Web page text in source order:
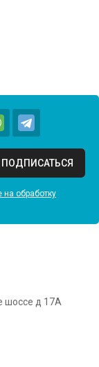
ПОДПИСАТЬСЯ
на обработку
шоссе д 17А